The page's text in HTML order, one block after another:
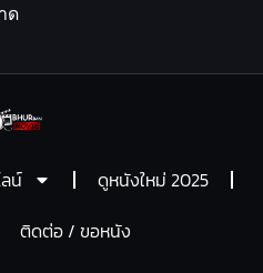
ด
น์
ดูหนังใหม่ 2025
ติดต่อ / ขอหนัง